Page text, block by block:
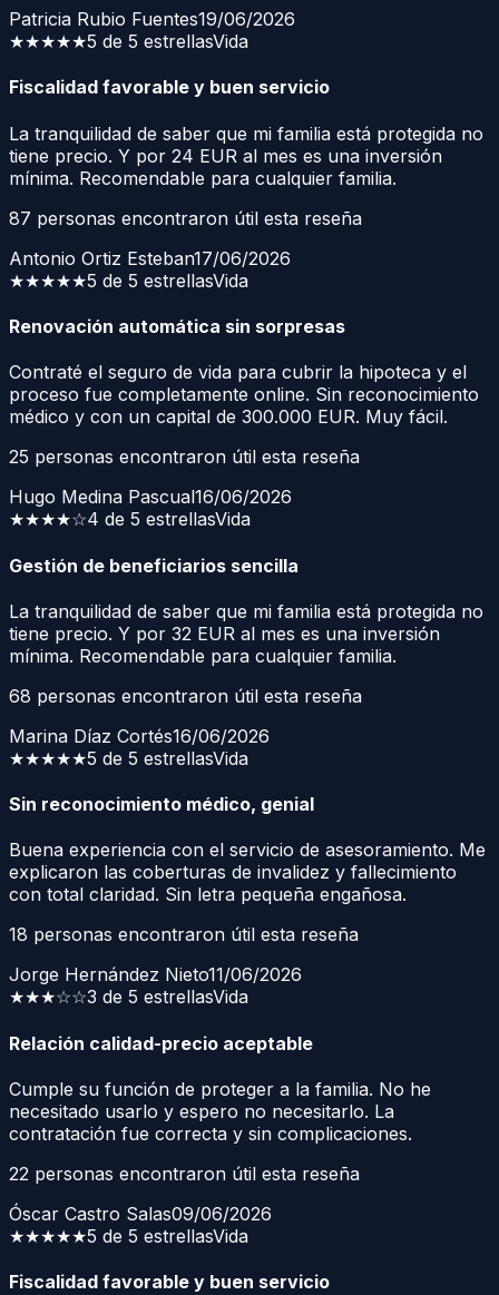
Patricia Rubio Fuentes19/06/2026
★★★★★5 de 5 estrellasVida
Fiscalidad favorable y buen servicio
La tranquilidad de saber que mi familia está protegida no
tiene precio. Y por 24 EUR al mes es una inversión
mínima. Recomendable para cualquier familia.
87 personas encontraron útil esta reseña
Antonio Ortiz Esteban17/06/2026
★★★★★5 de 5 estrellasVida
Renovación automática sin sorpresas
Contraté el seguro de vida para cubrir la hipoteca y el
proceso fue completamente online. Sin reconocimiento
médico y con un capital de 300.000 EUR. Muy fácil.
25 personas encontraron útil esta reseña
Hugo Medina Pascual16/06/2026
★★★★☆4 de 5 estrellasVida
Gestión de beneficiarios sencilla
La tranquilidad de saber que mi familia está protegida no
tiene precio. Y por 32 EUR al mes es una inversión
mínima. Recomendable para cualquier familia.
68 personas encontraron útil esta reseña
Marina Díaz Cortés16/06/2026
★★★★★5 de 5 estrellasVida
Sin reconocimiento médico, genial
Buena experiencia con el servicio de asesoramiento. Me
explicaron las coberturas de invalidez y fallecimiento
con total claridad. Sin letra pequeña engañosa.
18 personas encontraron útil esta reseña
Jorge Hernández Nieto11/06/2026
★★★☆☆3 de 5 estrellasVida
Relación calidad-precio aceptable
Cumple su función de proteger a la familia. No he
necesitado usarlo y espero no necesitarlo. La
contratación fue correcta y sin complicaciones.
22 personas encontraron útil esta reseña
Óscar Castro Salas09/06/2026
★★★★★5 de 5 estrellasVida
Fiscalidad favorable y buen servicio